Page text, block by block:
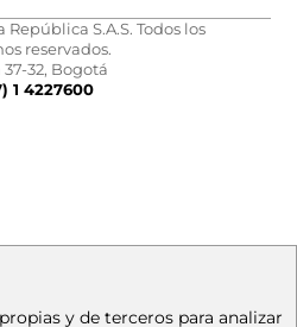
S.A.S. Todos los
reservados.
37-32, Bogotá
1 4227600
y de terceros para analizar